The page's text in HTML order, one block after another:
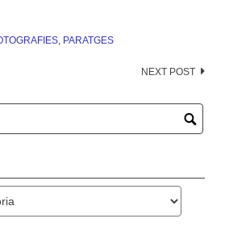
, PARATGES
NEXT POST